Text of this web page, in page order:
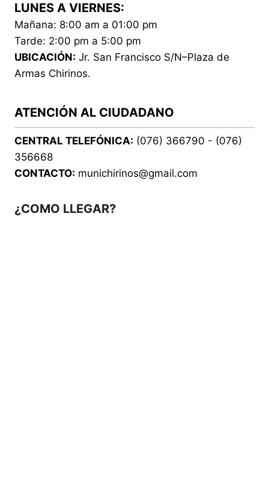
LUNES A VIERNES:
Mañana: 8:00 am a 01:00 pm
Tarde: 2:00 pm a 5:00 pm
UBICACIÓN: Jr. San Francisco S/N–Plaza de
Armas Chirinos.
ATENCIÓN AL CIUDADANO
CENTRAL TELEFÓNICA: (076) 366790 - (076)
356668
CONTACTO: munichirinos@gmail.com
¿COMO LLEGAR?